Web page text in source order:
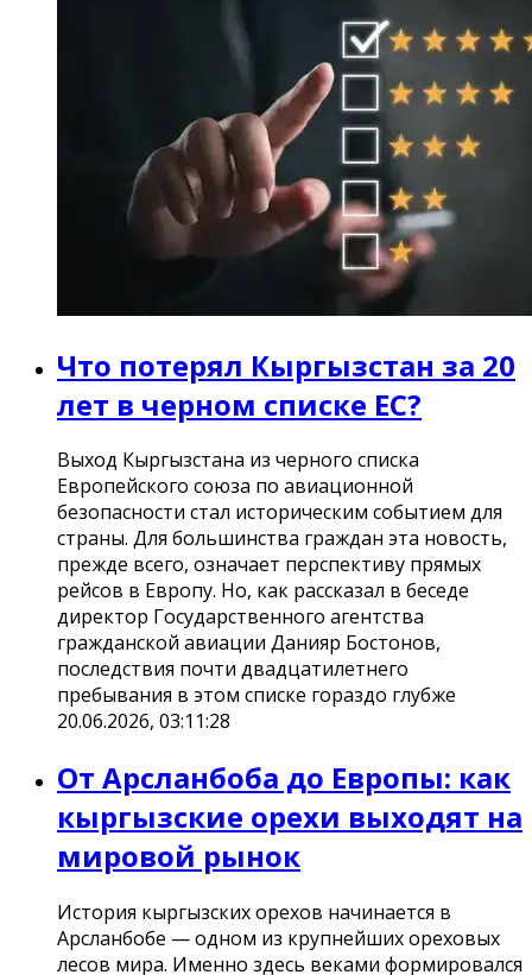
Что потерял Кыргызстан за 20
лет в черном списке ЕС?
Выход Кыргызстана из черного списка
Европейского союза по авиационной
безопасности стал историческим событием для
страны. Для большинства граждан эта новость,
прежде всего, означает перспективу прямых
рейсов в Европу. Но, как рассказал в беседе
директор Государственного агентства
гражданской авиации Данияр Бостонов,
последствия почти двадцатилетнего
пребывания в этом списке гораздо глубже
20.06.2026, 03:11:28
От Арсланбоба до Европы: как
кыргызские орехи выходят на
мировой рынок
История кыргызских орехов начинается в
Арсланбобе — одном из крупнейших ореховых
лесов мира. Именно здесь веками формировался